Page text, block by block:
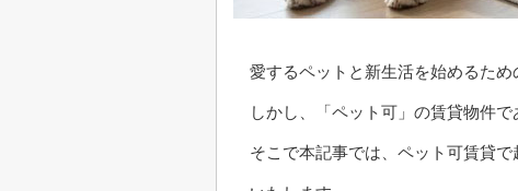
愛するペットと新生活を始めるため
しかし、「ペット可」の賃貸物件
そこで本記事では、ペット可賃貸